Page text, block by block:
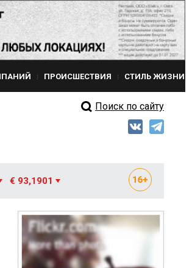
ПРОИСШЕСТВИЯ СТИЛЬ ЖИЗНИ
Поиск по сайту
€ 93,1901